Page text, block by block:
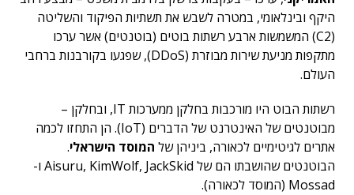
היקף ובינלאומי, במטרה לשבש את תשתיות הפיקוד והשליטה
(C2) המשמשות ארבע רשתות בוטים (בוטנטים) אשר ערכו
מתקפות מניעת שירות מבוזרת (DDoS), שפגעו בקורבנות ברחבי
העולם.
רשתות הבוט היו מורכבות בחלקן ממערכות IT, ובחלקן –
מבוטנטים של האינטרנט של הדברים (IoT). הן התחזו לכמה
אתרים לגיטימיים לכאורה, ביניהן של המוסד הישראלי.
הבוטנטים שהושבתו הם של Aisuru, KimWolf, JackSkid ו-
Mossad (המוסד לכאורה).